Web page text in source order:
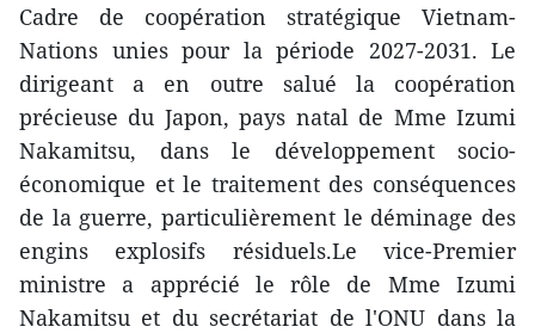
Cadre de coopération stratégique Vietnam-
Nations unies pour la période 2027-2031. Le
dirigeant a en outre salué la coopération
précieuse du Japon, pays natal de Mme Izumi
Nakamitsu, dans le développement socio-
économique et le traitement des conséquences
de la guerre, particulièrement le déminage des
engins explosifs résiduels.Le vice-Premier
ministre a apprécié le rôle de Mme Izumi
Nakamitsu et du secrétariat de l'ONU dans la